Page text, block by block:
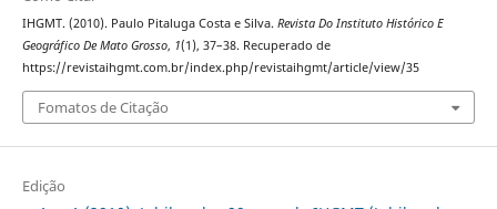
IHGMT. (2010). Paulo Pitaluga Costa e Silva. Revista Do Instituto Histórico E
Geográfico De Mato Grosso, 1(1), 37–38. Recuperado de
https://revistaihgmt.com.br/index.php/revistaihgmt/article/view/35
Fomatos de Citação
Edição